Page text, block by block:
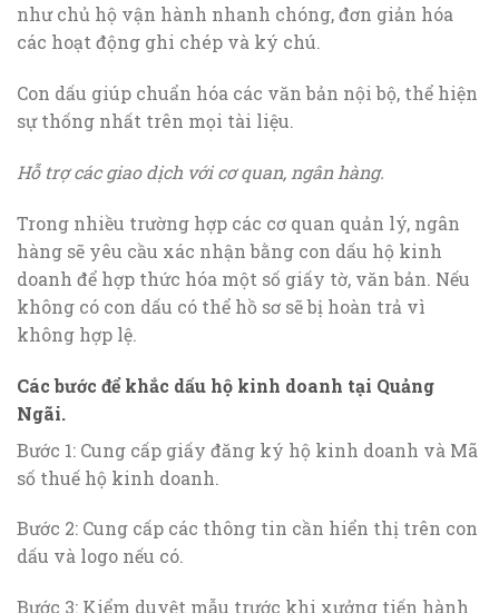
như chủ hộ vận hành nhanh chóng, đơn giản hóa
các hoạt động ghi chép và ký chú.
Con dấu giúp chuẩn hóa các văn bản nội bộ, thể hiện
sự thống nhất trên mọi tài liệu.
Hỗ trợ các giao dịch với cơ quan, ngân hàng.
Trong nhiều trường hợp các cơ quan quản lý, ngân
hàng sẽ yêu cầu xác nhận bằng con dấu hộ kinh
doanh để hợp thức hóa một số giấy tờ, văn bản. Nếu
không có con dấu có thể hồ sơ sẽ bị hoàn trả vì
không hợp lệ.
Các bước để khắc dấu hộ kinh doanh tại Quảng
Ngãi.
Bước 1: Cung cấp giấy đăng ký hộ kinh doanh và Mã
số thuế hộ kinh doanh.
Bước 2: Cung cấp các thông tin cần hiển thị trên con
dấu và logo nếu có.
Bước 3: Kiểm duyệt mẫu trước khi xưởng tiến hành